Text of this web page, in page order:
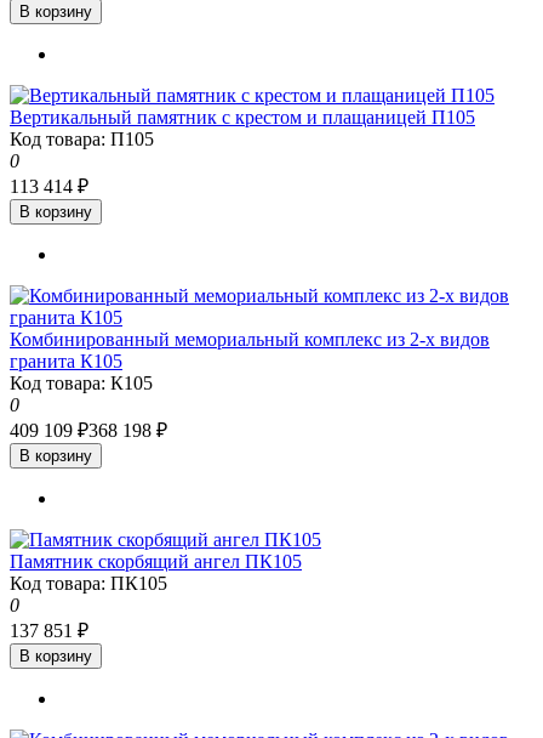
В корзину
Вертикальный памятник с крестом и плащаницей П105
Код товара: П105
0
113 414 ₽
В корзину
Комбинированный мемориальный комплекс из 2-х видов
гранита К105
Код товара: К105
0
409 109 ₽368 198 ₽
В корзину
Памятник скорбящий ангел ПК105
Код товара: ПК105
0
137 851 ₽
В корзину